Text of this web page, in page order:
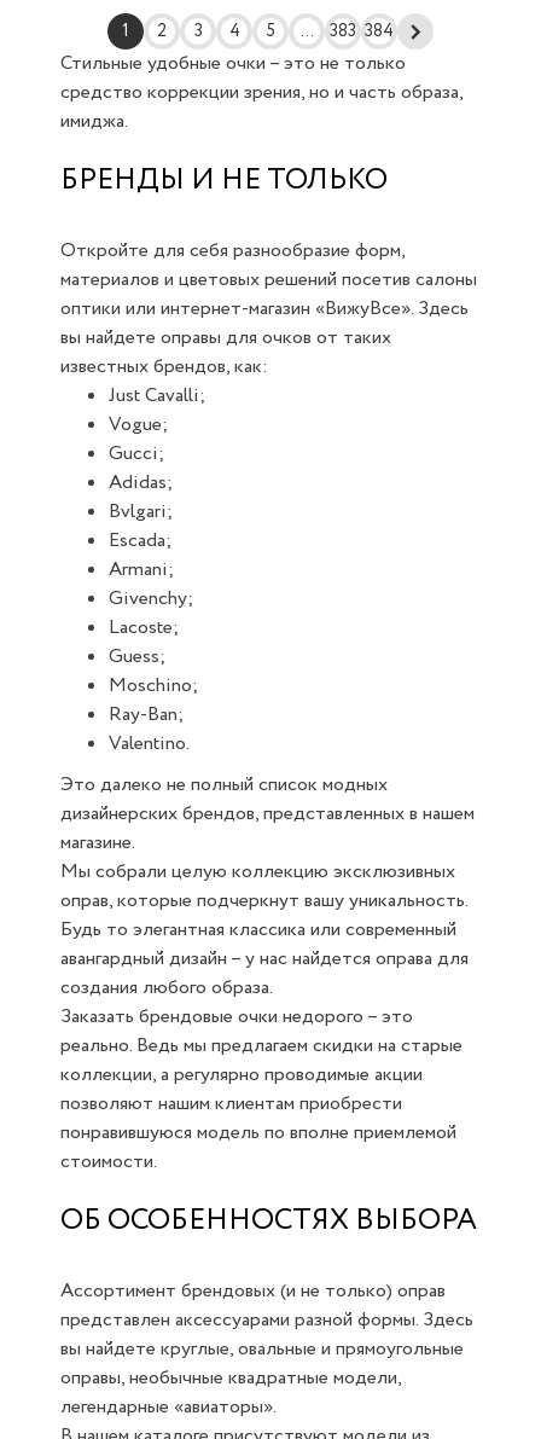
1 2 3 4 5 ... 383 384
Стильные удобные очки – это не только
средство коррекции зрения, но и часть образа,
имиджа.
БРЕНДЫ И НЕ ТОЛЬКО
Откройте для себя разнообразие форм,
материалов и цветовых решений посетив салоны
оптики или интернет-магазин «ВижуВсе». Здесь
вы найдете оправы для очков от таких
известных брендов, как:
Just Cavalli;
Vogue;
Gucci;
Adidas;
Bvlgari;
Escada;
Armani;
Givenchy;
Lacoste;
Guess;
Moschino;
Ray-Ban;
Valentino.
Это далеко не полный список модных
дизайнерских брендов, представленных в нашем
магазине.
Мы собрали целую коллекцию эксклюзивных
оправ, которые подчеркнут вашу уникальность.
Будь то элегантная классика или современный
авангардный дизайн – у нас найдется оправа для
создания любого образа.
Заказать брендовые очки недорого – это
реально. Ведь мы предлагаем скидки на старые
коллекции, а регулярно проводимые акции
позволяют нашим клиентам приобрести
понравившуюся модель по вполне приемлемой
стоимости.
ОБ ОСОБЕННОСТЯХ ВЫБОРА
Ассортимент брендовых (и не только) оправ
представлен аксессуарами разной формы. Здесь
вы найдете круглые, овальные и прямоугольные
оправы, необычные квадратные модели,
легендарные «авиаторы».